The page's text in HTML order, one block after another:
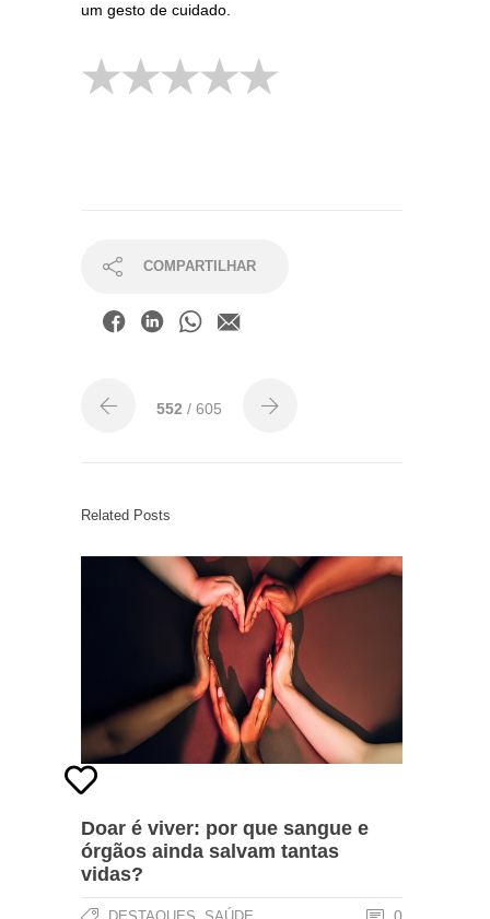
um gesto de cuidado.
COMPARTILHAR
552 / 605
Related Posts
Doar é viver: por que sangue e
órgãos ainda salvam tantas
vidas?